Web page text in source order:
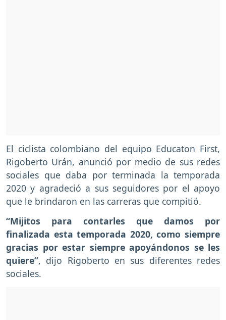
El ciclista colombiano del equipo Educaton First,
Rigoberto Urán, anunció por medio de sus redes
sociales que daba por terminada la temporada
2020 y agradeció a sus seguidores por el apoyo
que le brindaron en las carreras que compitió.
“Mijitos para contarles que damos por
finalizada esta temporada 2020, como siempre
gracias por estar siempre apoyándonos se les
quiere”, dijo Rigoberto en sus diferentes redes
sociales.